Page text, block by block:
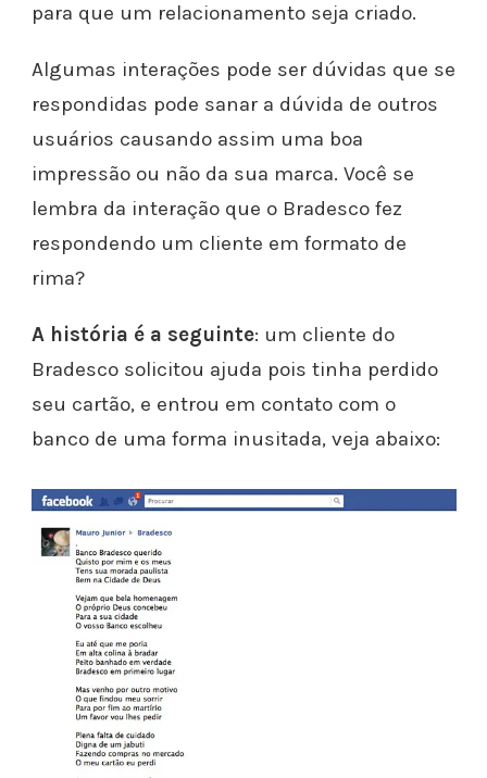
para que um relacionamento seja criado.
Algumas interações pode ser dúvidas que se
respondidas pode sanar a dúvida de outros
usuários causando assim uma boa
impressão ou não da sua marca. Você se
lembra da interação que o Bradesco fez
respondendo um cliente em formato de
rima?
A história é a seguinte: um cliente do
Bradesco solicitou ajuda pois tinha perdido
seu cartão, e entrou em contato com o
banco de uma forma inusitada, veja abaixo: